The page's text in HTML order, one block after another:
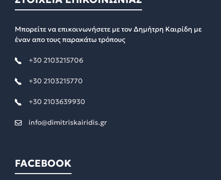
Μπορείτε να επικοινωνήσετε με τον Δημήτρη Καιρίδη με
έναν απο τους παρακάτω τρόπους
+30 2103215706
+30 2103215770
+30 2103639930
info@dimitriskairidis.gr
FACEBOOK